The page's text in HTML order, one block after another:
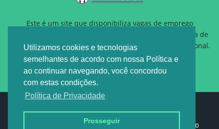
Utilizamos cookies e tecnologias
semelhantes de acordo com nossa Política e
ao continuar navegando, você concordou
com estas condições.
Política de Privacidade
Prosseguir
Este é um site que disponibiliza vagas de emprego
gratuitamente para auxiliar pessoas que estão a procura de
um novo emprego ou querem reposicionamento profissional.
Política de privacidade Contato